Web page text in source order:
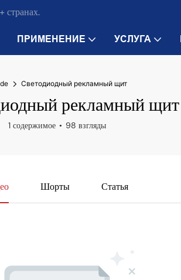
странах.
ПРИМЕНЕНИЕ УСЛУГА
Светодиодный рекламный щит
рекламный щит
1 содержимое 98 взгляды
Шорты Статья